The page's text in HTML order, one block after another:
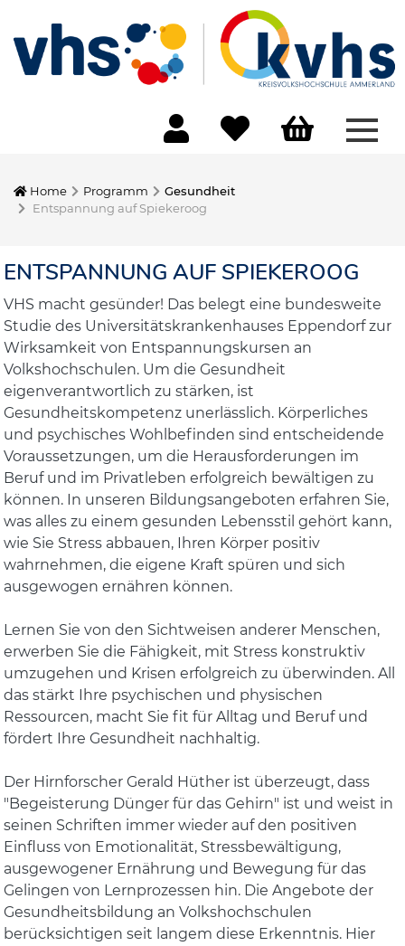
Home Programm
Gesundheit
Entspannung auf Spiekeroog
ENTSPANNUNG AUF SPIEKEROOG
VHS macht gesünder! Das belegt eine bundesweite
Studie des Universitätskrankenhauses Eppendorf zur
Wirksamkeit von Entspannungskursen an
Volkshochschulen. Um die Gesundheit
eigenverantwortlich zu stärken, ist
Gesundheitskompetenz unerlässlich. Körperliches
und psychisches Wohlbefinden sind entscheidende
Voraussetzungen, um die Herausforderungen im
Beruf und im Privatleben erfolgreich bewältigen zu
können. In unseren Bildungsangeboten erfahren Sie,
was alles zu einem gesunden Lebensstil gehört kann,
wie Sie Stress abbauen, Ihren Körper positiv
wahrnehmen, die eigene Kraft spüren und sich
ausgewogen ernähren können.
Lernen Sie von den Sichtweisen anderer Menschen,
erwerben Sie die Fähigkeit, mit Stress konstruktiv
umzugehen und Krisen erfolgreich zu überwinden. All
das stärkt Ihre psychischen und physischen
Ressourcen, macht Sie fit für Alltag und Beruf und
fördert Ihre Gesundheit nachhaltig.
Der Hirnforscher Gerald Hüther ist überzeugt, dass
"Begeisterung Dünger für das Gehirn" ist und weist in
seinen Schriften immer wieder auf den positiven
Einfluss von Emotionalität, Stressbewältigung,
ausgewogener Ernährung und Bewegung für das
Gelingen von Lernprozessen hin. Die Angebote der
Gesundheitsbildung an Volkshochschulen
berücksichtigen seit langem diese Erkenntnis. Hier